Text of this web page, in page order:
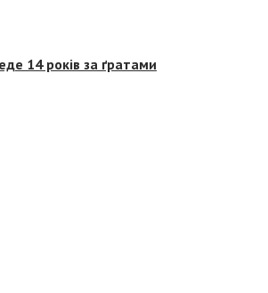
14 років за ґратами